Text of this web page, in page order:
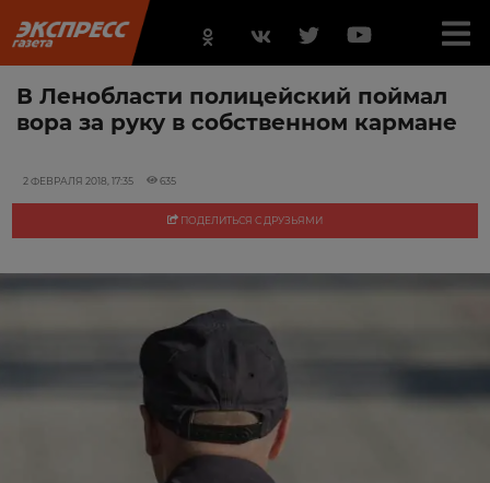
В Ленобласти полицейский поймал
вора за руку в собственном кармане‍
2 ФЕВРАЛЯ 2018, 17:35 635
ПОДЕЛИТЬСЯ С ДРУЗЬЯМИ